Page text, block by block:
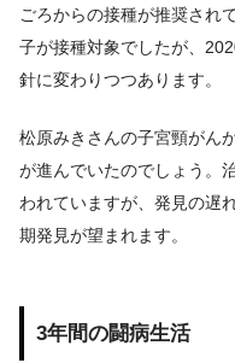
ごろからの接種が推奨され
子が接種対象でしたが、
針に変わりつつあります。
松原みきさんの子宮頸がん
が進んでいたのでしょう。
われていますが、発見の遅
期発見が望まれます。
3年間の闘病生活